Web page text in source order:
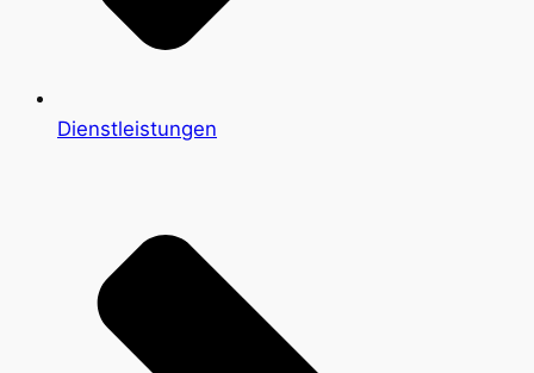
Dienstleistungen